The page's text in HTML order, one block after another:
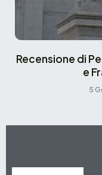
Recensione di
e
5